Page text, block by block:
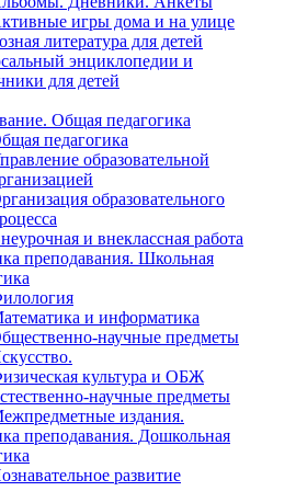
игры дома и на улице
литература для детей
энциклопедии и
для детей
Общая педагогика
педагогика
образовательной
образовательного
и внеклассная работа
преподавания. Школьная
и информатика
научные предметы
культура и ОБЖ
научные предметы
издания.
преподавания. Дошкольная
развитие